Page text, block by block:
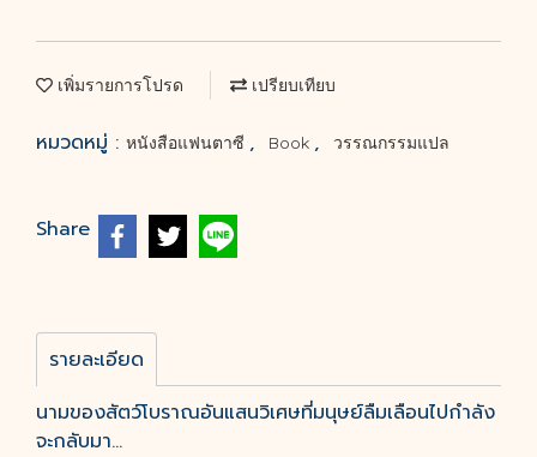
เพิ่มรายการโปรด เปรียบเทียบ
หมวดหมู่ : หนังสือแฟนตาซี , Book , วรรณกรรมแปล
Share
รายละเอียด
นามของสัตว์โบราณอันแสนวิเศษที่มนุษย์ลืมเลือนไปกำลัง
จะกลับมา...